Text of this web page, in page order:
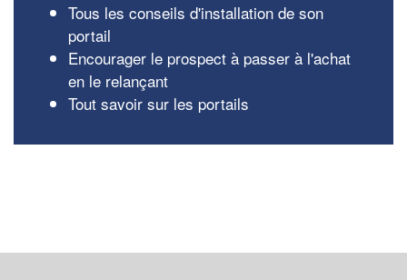
Tous les conseils d'installation de son
portail
Encourager le prospect à passer à l'achat
en le relançant
Tout savoir sur les portails